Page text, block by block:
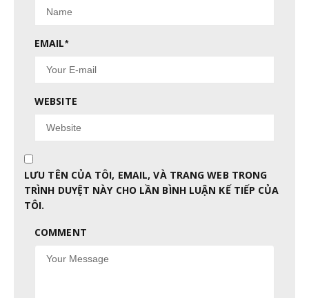
EMAIL*
WEBSITE
LƯU TÊN CỦA TÔI, EMAIL, VÀ TRANG WEB TRONG
TRÌNH DUYỆT NÀY CHO LẦN BÌNH LUẬN KẾ TIẾP CỦA
TÔI.
COMMENT